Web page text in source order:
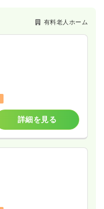
有料老人ホーム
詳細を見る